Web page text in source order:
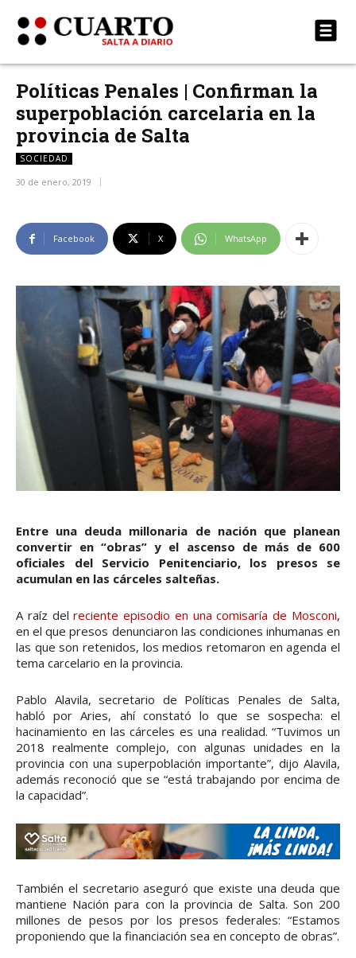
Políticas Penales | Confirman la
superpoblación carcelaria en la
provincia de Salta
SOCIEDAD
30 de enero, 2019
Facebook X WhatsApp
Entre una deuda millonaria de nación que planean
convertir en “obras” y el ascenso de más de 600
oficiales del Servicio Penitenciario, los presos se
acumulan en las cárceles salteñas.
A raíz delreciente episodio en una comisaría de Mosconi,
en el que presos denunciaron las condiciones inhumanas en
las que son retenidos, los medios retomaron en agenda el
tema carcelario en la provincia.
Pablo Alavila, secretario de Políticas Penales de Salta,
habló por Aries, ahí constató lo que se sospecha: el
hacinamiento en las cárceles es una realidad. “Tuvimos un
2018 realmente complejo, con algunas unidades en la
provincia con una superpoblación importante”, dijo Alavila,
además reconoció que se “está trabajando por encima de
la capacidad”.
También el secretario aseguró que existe una deuda que
mantiene Nación para con la provincia de Salta. Son 200
millones de pesos por los presos federales: “Estamos
proponiendo que la financiación sea en concepto de obras”.